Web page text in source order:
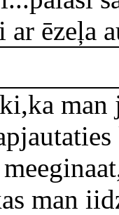
ēzeļa
man
man